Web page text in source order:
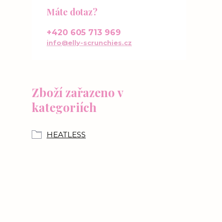
Zboží zařazeno v
kategoriích
HEATLESS
Máte dotaz?
+420 605 713 969
info@elly-scrunchies.cz